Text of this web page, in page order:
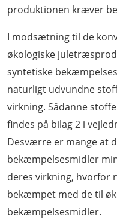
produktionen kræver
I modsætning til de
økologiske
syntetiske
naturligt udvundne
virkning. Sådanne
findes på bilag 2 i
Desværre er mange at
bekæmpelsesmidler
deres virkning, hvorfor
bekæmpet med de til
bekæmpelsesmidler.